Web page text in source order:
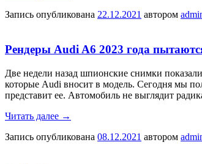
Запись опубликована 22.12.2021 автором
Рендеры Audi A6 2023 года
Две недели назад шпионские снимки
которые Audi вносит в модель. Сегодня мы
представит ее. Автомобиль не выглядит
Читать далее →
Запись опубликована 08.12.2021 автором